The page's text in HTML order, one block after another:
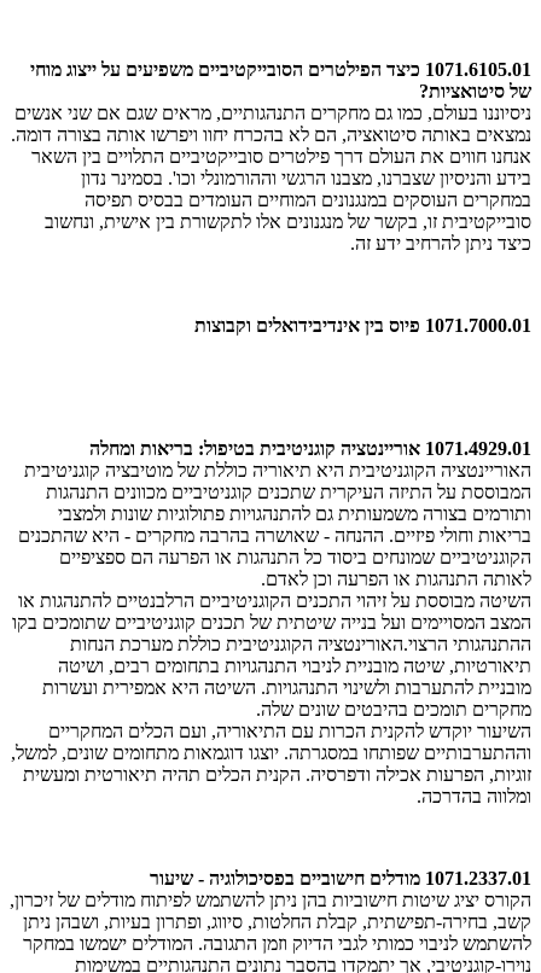
1071.6105.01 כיצד הפילטרים הסובייקטיביים משפיעים על ייצוג מוחי
של סיטואציות?
ניסיוננו בעולם, כמו גם מחקרים התנהגותיים, מראים שגם אם שני אנשים
נמצאים באותה סיטואציה, הם לא בהכרח יחוו ויפרשו אותה בצורה דומה.
אנחנו חווים את העולם דרך פילטרים סובייקטיביים התלויים בין השאר
בידע והניסיון שצברנו, מצבנו הרגשי וההורמונלי וכו'. בסמינר נדון
במחקרים העוסקים במנגנונים המוחיים העומדים בבסיס תפיסה
סובייקטיבית זו, בקשר של מנגנונים אלו לתקשורת בין אישית, ונחשוב
כיצד ניתן להרחיב ידע זה.
1071.7000.01 פיוס בין אינדיבידואלים וקבוצות
1071.4929.01 אוריינטציה קוגניטיבית בטיפול: בריאות ומחלה
האוריינטציה הקוגניטיבית היא תיאוריה כוללת של מוטיבציה קוגניטיבית
המבוססת על התיזה העיקרית שתכנים קוגניטיביים מכוונים התנהגות
ותורמים בצורה משמעותית גם להתנהגויות פתולוגיות שונות ולמצבי
בריאות וחולי פיזיים. ההנחה - שאושרה בהרבה מחקרים - היא שהתכנים
הקוגניטיביים שמונחים ביסוד כל התנהגות או הפרעה הם ספציפיים
לאותה התנהגות או הפרעה וכן לאדם.
השיטה מבוססת על זיהוי התכנים הקוגניטיביים הרלבנטיים להתנהגות או
המצב המסויימים ועל בנייה שיטתית של תכנים קוגניטיביים שתומכים בקו
ההתנהגותי הרצוי.האורינטציה הקוגניטיבית כוללת מערכת הנחות
תיאורטיות, שיטה מובניית לניבוי התנהגויות בתחומים רבים, ושיטה
מובניית להתערבות ולשינוי התנהגויות. השיטה היא אמפירית ועשרות
מחקרים תומכים בהיבטים שונים שלה.
השיעור יוקדש להקנית הכרות עם התיאוריה, ועם הכלים המחקריים
וההתערבותיים שפותחו במסגרתה. יוצגו דוגמאות מתחומים שונים, למשל,
זוגיות, הפרעות אכילה ודפרסיה. הקנית הכלים תהיה תיאורטית ומעשית
ומלווה בהדרכה.
1071.2337.01 מודלים חישוביים בפסיכולוגיה - שיעור
הקורס יציג שיטות חישוביות בהן ניתן להשתמש לפיתוח מודלים של זיכרון,
קשב, בחירה-תפישתית, קבלת החלטות, סיווג, ופתרון בעיות, ושבהן ניתן
להשתמש לניבוי כמותי לגבי הדיוק וזמן התגובה. המודלים ישמשו במחקר
נוירו-קוגניטיבי, אך יתמקדו בהסבר נתונים התנהגותיים במשימות